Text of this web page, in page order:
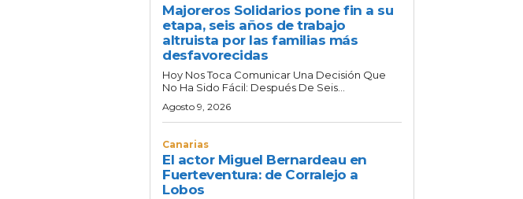
Majoreros Solidarios pone fin a su
etapa, seis años de trabajo
altruista por las familias más
desfavorecidas
Hoy Nos Toca Comunicar Una Decisión Que
No Ha Sido Fácil: Después De Seis...
Agosto 9, 2026
Canarias
El actor Miguel Bernardeau en
Fuerteventura: de Corralejo a
Lobos